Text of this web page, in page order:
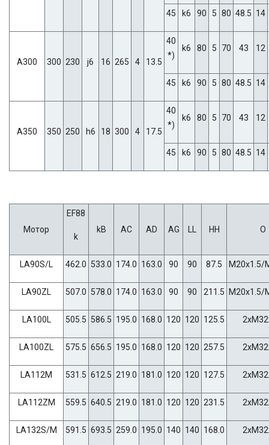
45 k6 90 5 80 48.5 14
A300 300 230 j6 16 265 4 13.5
40
*)
k6 80 5 70 43 12
45 k6 90 5 80 48.5 14
A350 350 250 h6 18 300 4 17.5
40
*)
k6 80 5 70 43 12
45 k6 90 5 80 48.5 14
Мотор
EF88
k
kB AC AD AG HH O
LA90S/L 462.0 533.0 174.0 163.0 90 90 87.5 M20x1.5/
LA90ZL 507.0 578.0 174.0 163.0 90 90 211.5 M20x1.5/
LA100L 505.5 586.5 195.0 168.0 120 120 125.5
LA100ZL 575.5 656.5 195.0 168.0 120 120 257.5
LA112M 531.5 612.5 219.0 181.0 120 120 127.5
LA112ZM 559.5 640.5 219.0 181.0 120 120 231.5
LA132S/M 591.5 693.5 259.0 195.0 140 140 168.0